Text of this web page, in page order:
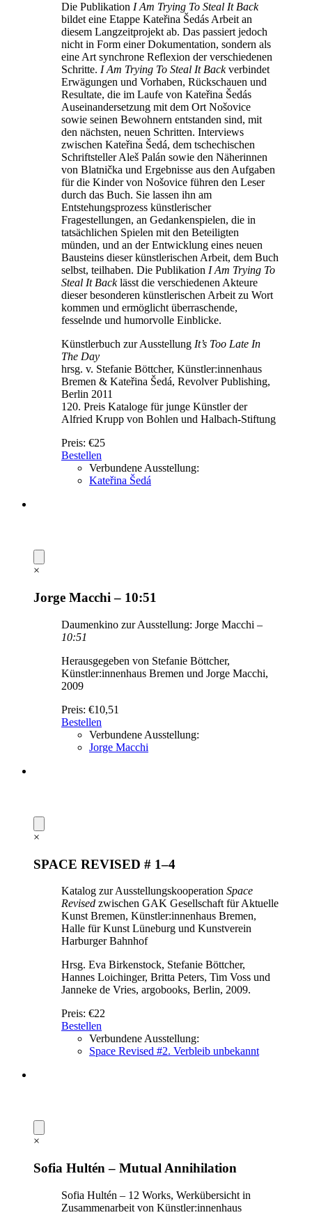
Die Publikation I Am Trying To Steal It Back
bildet eine Etappe Kateřina Šedás Arbeit an
diesem Langzeitprojekt ab. Das passiert jedoch
nicht in Form einer Dokumentation, sondern als
eine Art synchrone Reflexion der verschiedenen
Schritte. I Am Trying To Steal It Backverbindet
Erwägungen und Vorhaben, Rückschauen und
Resultate, die im Laufe von Kateřina Šedás
Auseinandersetzung mit dem Ort Nošovice
sowie seinen Bewohnern entstanden sind, mit
den nächsten, neuen Schritten. Interviews
zwischen Kateřina Šedá, dem tschechischen
Schriftsteller Aleš Palán sowie den Näherinnen
von Blatnička und Ergebnisse aus den Aufgaben
für die Kinder von Nošovice führen den Leser
durch das Buch. Sie lassen ihn am
Entstehungsprozess künstlerischer
Fragestellungen, an Gedankenspielen, die in
tatsächlichen Spielen mit den Beteiligten
münden, und an der Entwicklung eines neuen
Bausteins dieser künstlerischen Arbeit, dem Buch
selbst, teilhaben. Die Publikation I Am Trying To
Steal It Backlässt die verschiedenen Akteure
dieser besonderen künstlerischen Arbeit zu Wort
kommen und ermöglicht überraschende,
fesselnde und humorvolle Einblicke.
Künstlerbuch zur Ausstellung It’s Too Late In
The Day
hrsg. v. Stefanie Böttcher, Künstler:innenhaus
Bremen & Kateřina Šedá, Revolver Publishing,
Berlin 2011
120. Preis Kataloge für junge Künstler der
Alfried Krupp von Bohlen und Halbach-Stiftung
Preis: €25
Bestellen
Verbundene Ausstellung:
Kateřina Šedá
×
Jorge Macchi – 10:51
Daumenkino zur Ausstellung: Jorge Macchi –
10:51
Herausgegeben von Stefanie Böttcher,
Künstler:innenhaus Bremen und Jorge Macchi,
2009
Preis: €10,51
Bestellen
Verbundene Ausstellung:
Jorge Macchi
×
SPACE REVISED # 1–4
Katalog zur Ausstellungskooperation Space
Revised zwischen GAK Gesellschaft für Aktuelle
Kunst Bremen, Künstler:innenhaus Bremen,
Halle für Kunst Lüneburg und Kunstverein
Harburger Bahnhof
Hrsg. Eva Birkenstock, Stefanie Böttcher,
Hannes Loichinger, Britta Peters, Tim Voss und
Janneke de Vries, argobooks, Berlin, 2009.
Preis: €22
Bestellen
Verbundene Ausstellung:
Space Revised #2. Verbleib unbekannt
×
Sofia Hultén – Mutual Annihilation
Sofia Hultén – 12 Works, Werkübersicht in
Zusammenarbeit von Künstler:innenhaus